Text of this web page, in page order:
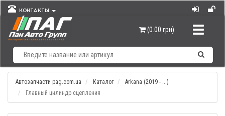
КОНТАКТЫ
(0.00 грн)
Автозапчасти pag.com.ua Каталог
Arkana (2019 - ...)
Главный цилиндр сцепления